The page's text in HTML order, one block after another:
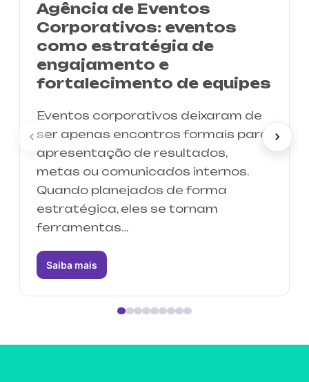
Agência de Eventos
Corporativos: eventos
como estratégia de
engajamento e
fortalecimento de equipes
Eventos corporativos deixaram de
ser apenas encontros formais para
apresentação de resultados,
metas ou comunicados internos.
Quando planejados de forma
estratégica, eles se tornam
ferramentas…
Saiba mais